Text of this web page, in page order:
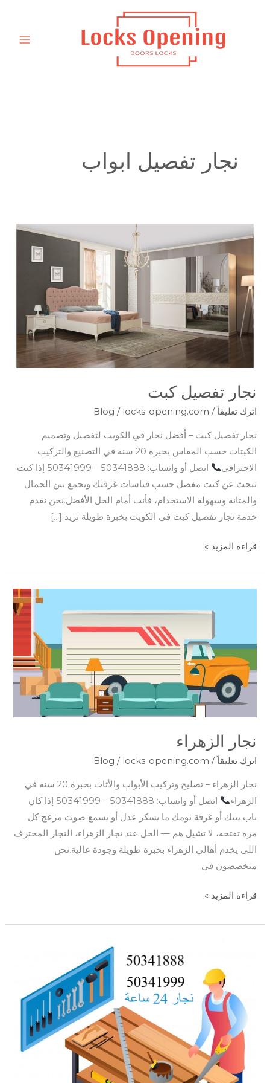
نجار تفصيل ابواب
نجار تفصيل كبت
اترك تعليقاً /
Blog / locks-opening.com
نجار تفصيل كبت – أفضل نجار في الكويت لتفصيل وتصميم
الكبتات حسب المقاس بخبرة 20 سنة في التصنيع والتركيب
الاحترافي
اتصل أو واتساب: 50341888 – 50341999 إذا كنت
تبحث عن كبت مفصل حسب قياسات غرفتك ويجمع بين الجمال
والمتانة وسهولة الاستخدام، فأنت أمام الحل الأفضل.نحن نقدم
خدمة نجار تفصيل كبت في الكويت بخبرة طويلة تزيد […]
نجار
قراءة المزيد »
نجار الزهراء
اترك تعليقاً /
Blog / locks-opening.com
نجار الزهراء – تصليح وتركيب الأبواب والأثاث بخبرة 20 سنة في
الزهراء
اتصل أو واتساب: 50341888 – 50341999 إذا كان
باب بيتك أو غرفة نومك ما يسكر عدل أو تسمع صوت مزعج كل
مرة تفتحه، لا تشيل هم — الحل عند نجار الزهراء، النجار المحترف
اللي يخدم أهالي الزهراء بخبرة طويلة وجودة عالية.نحن
متخصصون في
قراءة المزيد »